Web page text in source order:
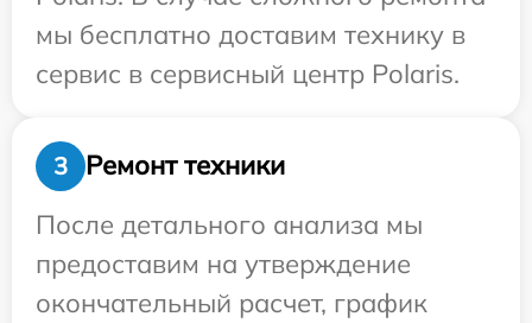
мы бесплатно доставим технику в
сервис в сервисный центр Polaris.
3
Ремонт техники
После детального анализа мы
предоставим на утверждение
окончательный расчет, график